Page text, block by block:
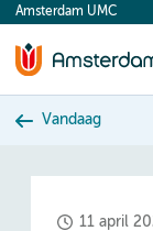
content
Amsterdam UMC
Vandaag
11 april